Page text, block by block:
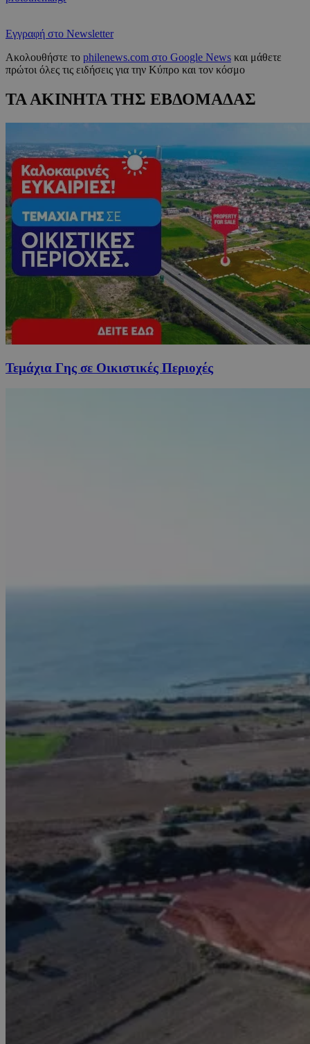
Εγγραφή στο Newsletter
Ακολουθήστε το philenews.com στο Google News και μάθετε
πρώτοι όλες τις ειδήσεις για την Κύπρο και τον κόσμο
ΤΑ ΑΚΙΝΗΤΑ ΤΗΣ ΕΒΔΟΜΑΔΑΣ
Τεμάχια Γης σε Οικιστικές Περιοχές